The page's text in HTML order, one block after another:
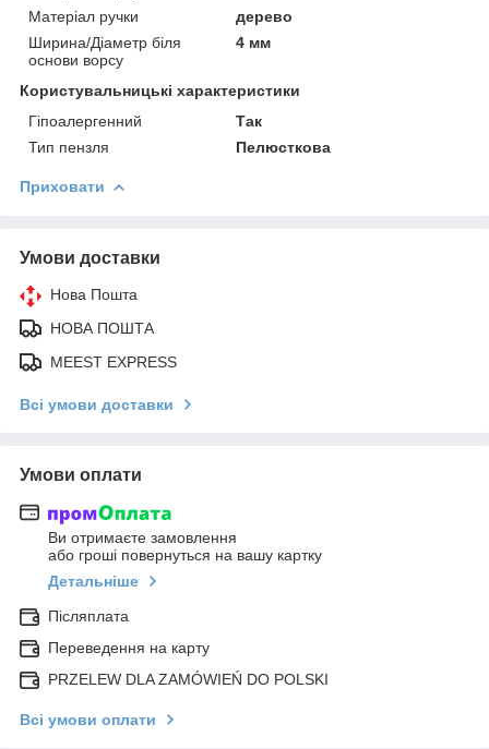
Матеріал ручки
дерево
Ширина/Діаметр біля
основи ворсу
4 мм
Користувальницькі характеристики
Гіпоалергенний
Так
Тип пензля
Пелюсткова
Приховати
Умови доставки
Нова Пошта
НОВА ПОШТА
MEEST EXPRESS
Всі умови доставки
Умови оплати
Ви отримаєте замовлення
або гроші повернуться на вашу картку
Детальніше
Післяплата
Переведення на карту
PRZELEW DLA ZAMÓWIEŃ DO POLSKI
Всі умови оплати